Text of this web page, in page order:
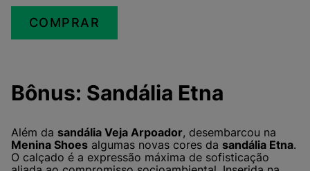
COMPRAR
Bônus: Sandália Etna
Além da sandália Veja Arpoador, desembarcou na
Menina Shoes algumas novas cores da sandália Etna.
O calçado é a expressão máxima de sofisticação